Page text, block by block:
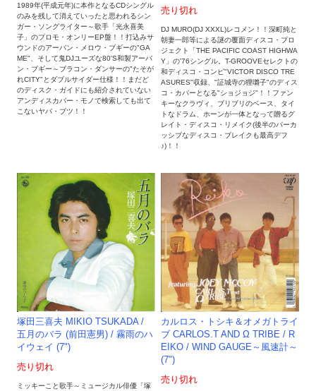
1989年(平成元年)に本作となるCDシングル
のみを残して消えていったと思われるシン
ガー・ソングライター～歌手「光永喜美
子」のプロモ・オンリーEP盤！！打込みサ
ウンドのアーバン・メロウ・ブギーの"GA
ME"、そして鬼DJユーズな80'S和製アーバ
ン・ブギー～ブラコン・ダンサーの"たそが
れCITY"とダブルサイダー仕様！！まだど
のディスク・ガイドにも紹介されていない
アンディスカバー・モノで検索しても出て
こないヤバ・ブツ！！
売り切れ
DJ MURO(DJ XXXL)レコメン！！深町純と
朝妻一郎等による謎の覆面ディスコ・プロ
ジェクト「THE PACIFIC COAST HIGHWA
Y」の'76シングル。T-GROOVEセレクトの
和ディスコ・コンピ"VICTOR DISCO TRE
ASURES"収録、"証城寺の狸囃子"のディス
コ・カバーとなる"ショジョジ"！！ファン
キーなクラヴィ、ブリブリのベース、タイ
トなドラム、ホーンが一体となって贈るグ
レイト・ディスコ・リメイク(後半のパーカ
ッシブなディスコ・ブレイクも最高デフ
♪)！！
塚田三喜夫 MIKIO TSUKADA /
五月のバラ (前田憲男) / 霧雨のハ
イウェイ (7")
売り切れ
ミッキーこと歌手～ミュージカル俳優「塚
カルロス・トシキ＆オメガトライ
ブ CARLOS.T AND Ω TRIBE / R
EIKO / WIND GAUGE～風速計～
(7")
売り切れ